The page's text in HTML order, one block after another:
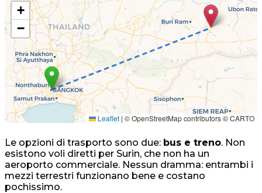
+
−
Leaflet | © OpenStreetMap contributors © CARTO
Le opzioni di trasporto sono due: bus e treno. Non
esistono voli diretti per Surin, che non ha un
aeroporto commerciale. Nessun dramma: entrambi i
mezzi terrestri funzionano bene e costano
pochissimo.